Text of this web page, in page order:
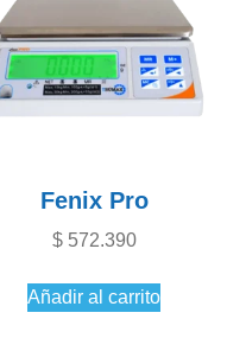
Fenix Pro
$572.390
Añadir al carrito